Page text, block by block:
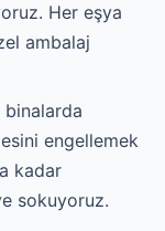
Her eşya
ambalaj
binalarda
engellemek
kadar
sokuyoruz.